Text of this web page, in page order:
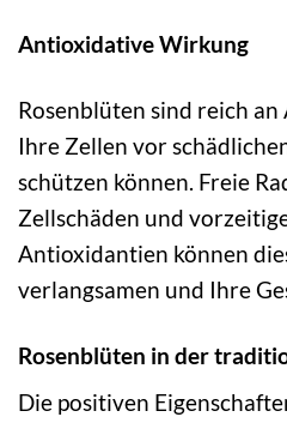
Antioxidative Wirkung
Rosenblüten sind reich
Ihre Zellen vor
schützen können. Freie
Zellschäden und
Antioxidantien können
verlangsamen und Ihre
Rosenblüten in der
Die positiven